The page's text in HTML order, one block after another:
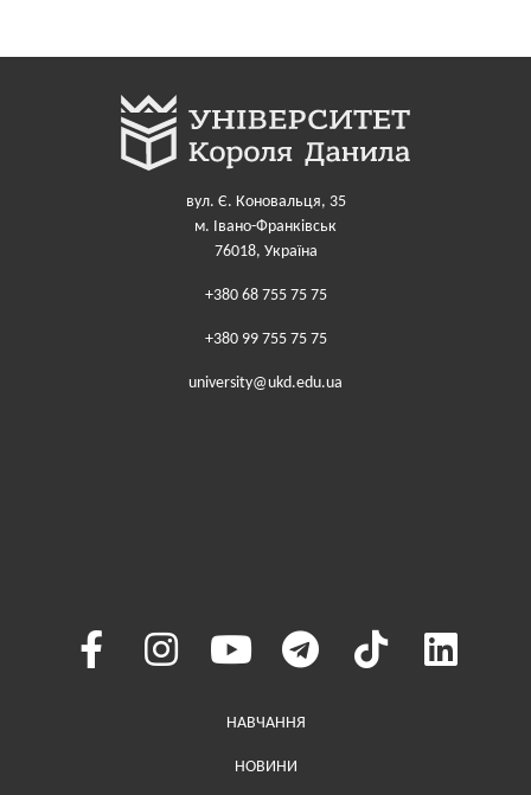
вул. Є. Коновальця, 35
м. Івано-Франківськ
76018, Україна
+380 68 755 75 75
+380 99 755 75 75
university@ukd.edu.ua
Меню у хедері
НАВЧАННЯ
НОВИНИ